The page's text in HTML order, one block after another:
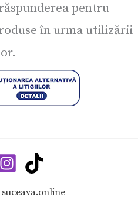
pentru
în urma utilizării